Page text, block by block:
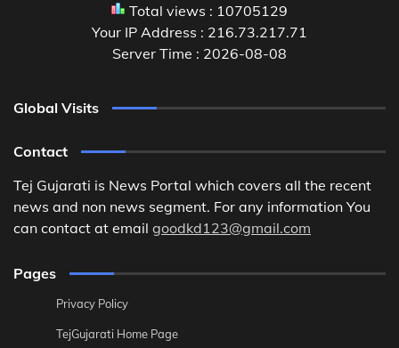
Total views : 10705129
Your IP Address : 216.73.217.71
Server Time : 2026-08-08
Global Visits
Contact
Tej Gujarati is News Portal which covers all the recent
news and non news segment. For any information You
can contact at email goodkd123@gmail.com
Pages
Privacy Policy
TejGujarati Home Page